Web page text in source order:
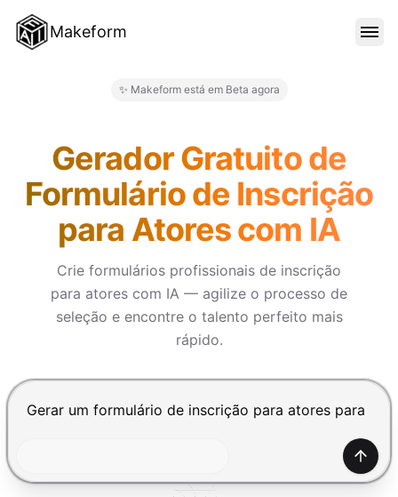
Makeform
BLOG
PREÇO
EXPERIMENTE GRÁTIS
✨ Makeform está em Beta agora
Gerador Gratuito de
Formulário de Inscrição
para Atores com IA
Crie formulários profissionais de inscrição
para atores com IA — agilize o processo de
seleção e encontre o talento perfeito mais
rápido.
Pressione Enter para enviar, Shift+Enter para
Gerar